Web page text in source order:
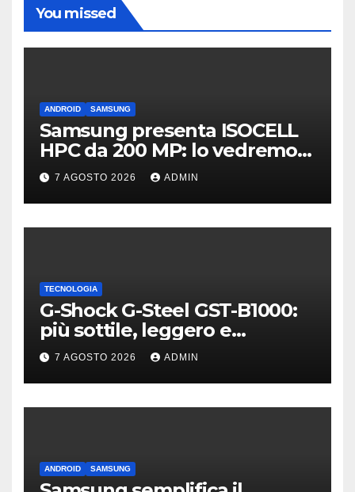
You missed
ANDROID SAMSUNG
Samsung presenta ISOCELL
HPC da 200 MP: lo vedremo
sui Galaxy S27?
7 AGOSTO 2026 ADMIN
TECNOLOGIA
G-Shock G-Steel GST-B1000:
più sottile, leggero e
connesso
7 AGOSTO 2026 ADMIN
ANDROID SAMSUNG